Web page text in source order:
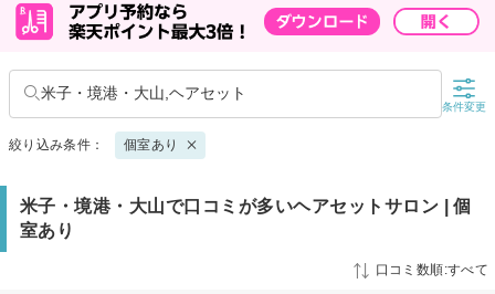
米子・境港・大山,ヘアセット
条件変更
絞り込み条件： 個室あり
米子・境港・大山で口コミが多いヘアセットサロン | 個
室あり
口コミ数順:すべて